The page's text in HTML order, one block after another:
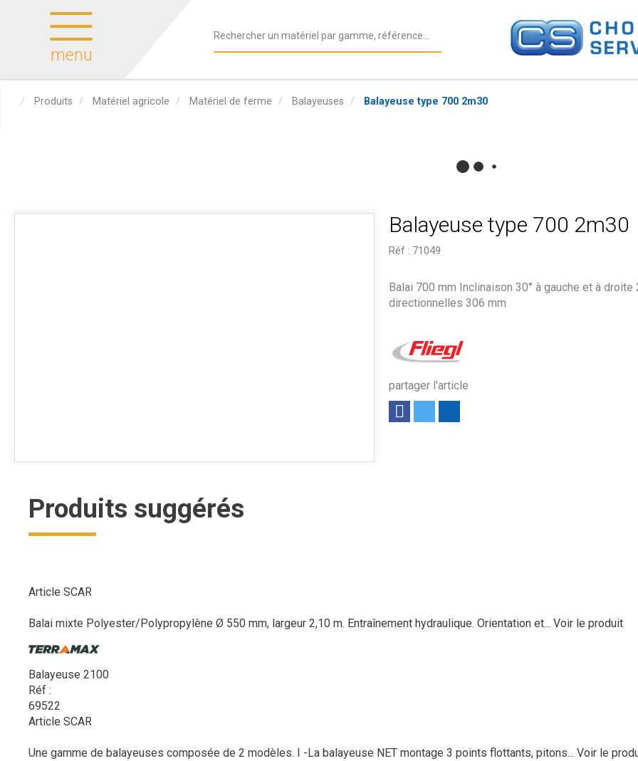
menu
Produits Matériel agricole Matériel de ferme Balayeuses Balayeuse type 700 2m30
Balayeuse type 700 2m30
Réf : 71049
partager l'article
Balai 700 mm Inclinaison 30° à gauche et à droite
directionnelles 306 mm
Produits suggérés
Article SCAR
Balai mixte Polyester/Polypropylène Ø 550 mm, largeur 2,10 m. Entraînement hydraulique. Orientation et... Voir le produit
Balayeuse 2100
Réf :
69522
Article SCAR
Une gamme de balayeuses composée de 2 modèles. I -La balayeuse NET montage 3 points flottants, pitons... Voir le